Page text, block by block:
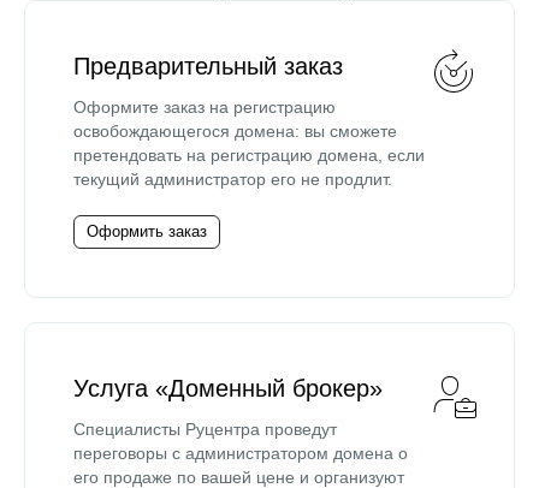
Предварительный заказ
Оформите заказ на регистрацию
освобождающегося домена: вы сможете
претендовать на регистрацию домена, если
текущий администратор его не продлит.
Оформить заказ
Услуга «Доменный брокер»
Специалисты Руцентра проведут
переговоры с администратором домена о
его продаже по вашей цене и организуют